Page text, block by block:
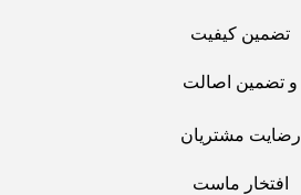
تضمین کیفیت
و تضمین اصالت
رضایت مشتریان
افتخار ماست